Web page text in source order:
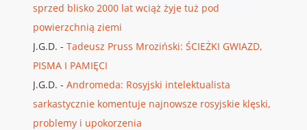
sprzed blisko 2000 lat wciąż żyje tuż pod
powierzchnią ziemi
J.G.D. - Tadeusz Pruss Mroziński: ŚCIEŻKI GWIAZD,
PISMA I PAMIĘCI
J.G.D. - Andromeda: Rosyjski intelektualista
sarkastycznie komentuje najnowsze rosyjskie klęski,
problemy i upokorzenia